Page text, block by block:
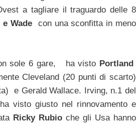
a tagliare il traguardo delle 8
Wade con una sconfitta in meno
sole 6 gare, ha visto Portland
Cleveland (20 punti di scarto)
e Gerald Wallace. Irving, n.1 del
ha visto giusto nel rinnovamento e
Ricky Rubio che gli Usa hanno